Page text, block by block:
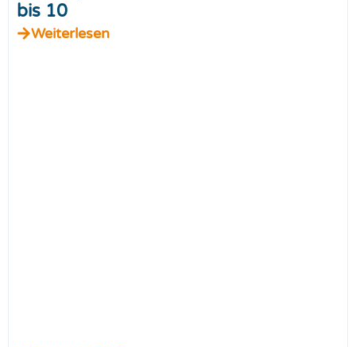
bis 10
Weiterlesen